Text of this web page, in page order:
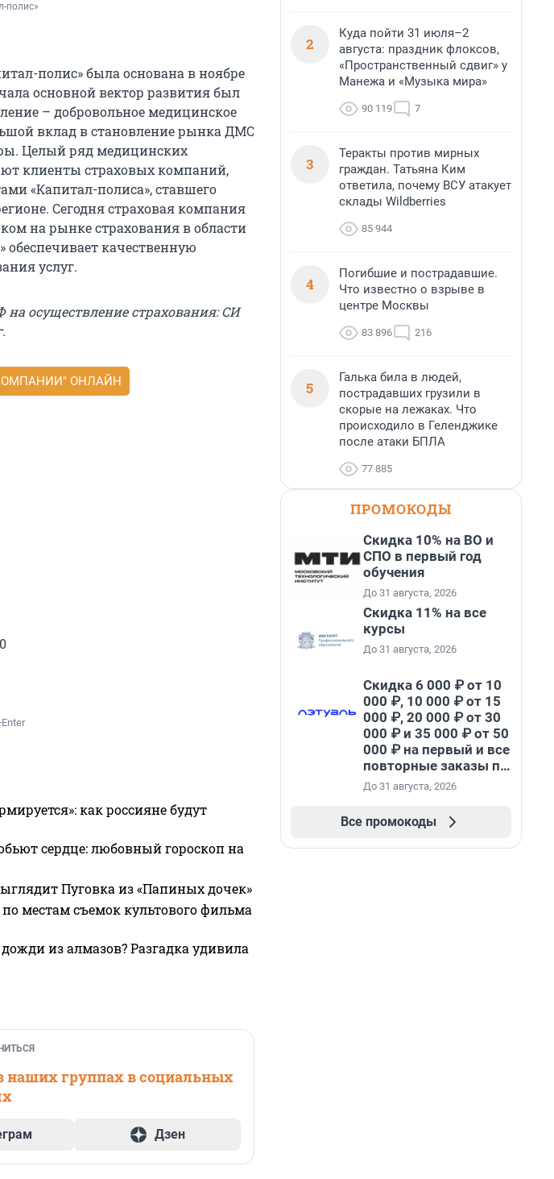
полис»
полис» была основана в ноябре
основной вектор развития был
– добровольное медицинское
вклад в становление рынка ДМС
Целый ряд медицинских
клиенты страховых компаний,
«Капитал-полиса», ставшего
Сегодня страховая компания
на рынке страхования в области
обеспечивает качественную
услуг.
осуществление страхования: СИ
ОНЛАЙН
как россияне будут
сердце: любовный гороскоп на
Пуговка из «Папиных дочек»
местам съемок культового фильма
из алмазов? Разгадка удивила
наших группах в социальных
Дзен
2
Куда пойти 31 июля–2
августа: праздник флоксов,
«Пространственный сдвиг» у
Манежа и «Музыка мира»
90 119 7
3
Теракты против мирных
граждан. Татьяна Ким
ответила, почему ВСУ атакует
склады Wildberries
85 944
4
Погибшие и пострадавшие.
Что известно о взрыве в
центре Москвы
83 896 216
5
Галька била в людей,
пострадавших грузили в
скорые на лежаках. Что
происходило в Геленджике
после атаки БПЛА
77 885
ПРОМОКОДЫ
Скидка 10% на ВО и
СПО в первый год
обучения
До 31 августа, 2026
Скидка 11% на все
курсы
До 31 августа, 2026
Скидка 6 000 ₽ от 10
000 ₽, 10 000 ₽ от 15
000 ₽, 20 000 ₽ от 30
000 ₽ и 35 000 ₽ от 50
000 ₽ на первый и все
повторные заказы по
промокоду НАБЕРИ
До 31 августа, 2026
Все промокоды